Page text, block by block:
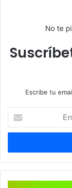
No te
Escribe tu
t
r
y